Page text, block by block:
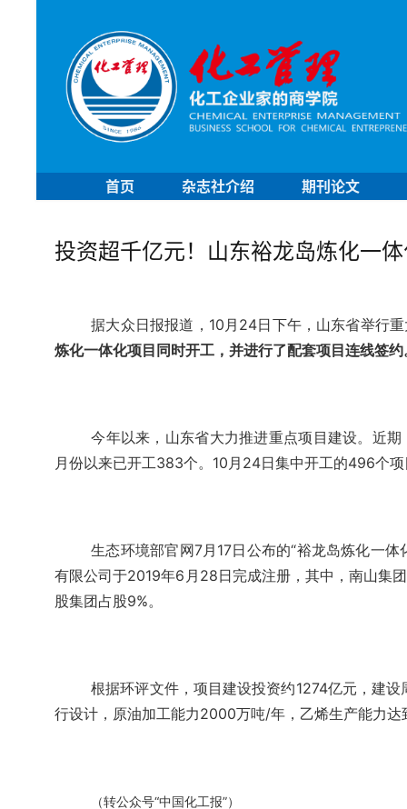
首页 杂志社介绍 期刊论文
投资超千亿元！山东裕龙岛炼化一
据大众日报报道，10月24日下午，山东省举行
炼化一体化项目同时开工，并进行了配套项目连线签约
今年以来，山东省大力推进重点项目建设。近
月份以来已开工383个。10月24日集中开工的496个
生态环境部官网7月17日公布的“裕龙岛炼化一
有限公司于2019年6月28日完成注册，其中，南山集
股集团占股9%。
根据环评文件，项目建设投资约1274亿元，建
行设计，原油加工能力2000万吨/年，乙烯生产能力
（转公众号“中国化工报”）